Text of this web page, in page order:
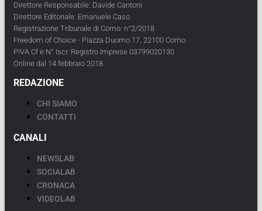
Direttore Responsabile: Davide Cantoni
Direttore Editoriale: Emanuele Caso
Registrazione Tribunale di Como: n°2/2018
Freedom of Choice - Piazza Duomo 17, 22100 Como
PIVA Cf e N° Iscr. Registro Imprese 03799020130
Online dal 14 febbraio 2018
REDAZIONE
CHI SIAMO
CONTATTI
CANALI
NEWSLAB
SOCIALAB
CRONACA
VIDEOLAB